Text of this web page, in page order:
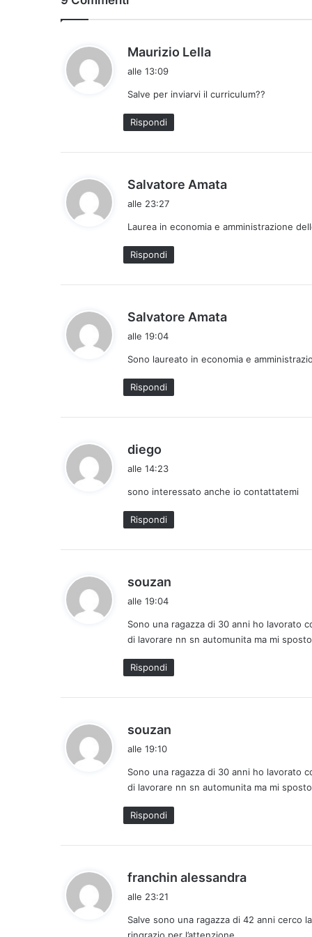
Maurizio Lella
e
alle 13:09
Salve per inviarvi il curriculum??
Rispondi
Salvatore Amata
e
alle 23:27
Laurea in economia e amministrazione
Rispondi
Salvatore Amata
e
alle 19:04
Sono laureato in economia e
Rispondi
diego
e
t
t
alle 14:23
sono interessato anche io contattatemi
Rispondi
souzan
e
t
t
o
alle 19:04
Sono una ragazza di 30 anni ho lavorato
di lavorare nn sn automunita ma mi
Rispondi
souzan
e
t
t
o
alle 19:10
Sono una ragazza di 30 anni ho lavorato
di lavorare nn sn automunita ma mi
Rispondi
franchin alessandra
e
alle 23:21
Salve sono una ragazza di 42 anni cerco